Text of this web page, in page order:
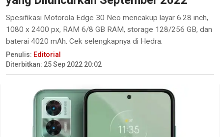
Spesifikasi Motorola Edge 30 Neo mencakup layar 6.28 inch,
1080 x 2400 px, RAM 6/8 GB RAM, storage 128/256 GB, dan
baterai 4020 mAh. Cek selengkapnya di Hedra.
Penulis: Editorial
Diterbitkan: 25 Sep 2022 20:02